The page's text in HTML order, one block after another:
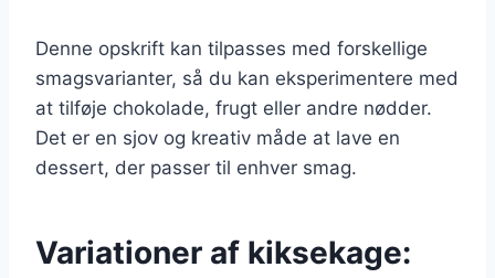
Denne opskrift kan tilpasses med forskellige
smagsvarianter, så du kan eksperimentere med
at tilføje chokolade, frugt eller andre nødder.
Det er en sjov og kreativ måde at lave en
dessert, der passer til enhver smag.
Variationer af kiksekage: